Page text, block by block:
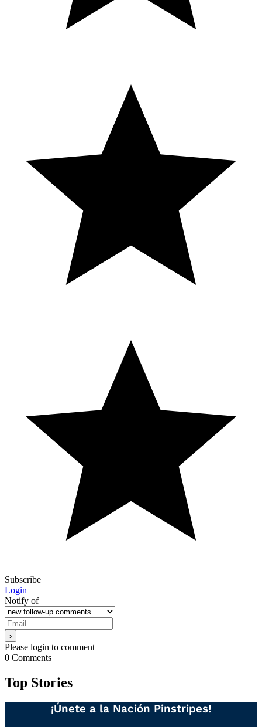
Subscribe
Login
Notify of
Please login to comment
0 Comments
Top Stories
¡Únete a la Nación Pinstripes!